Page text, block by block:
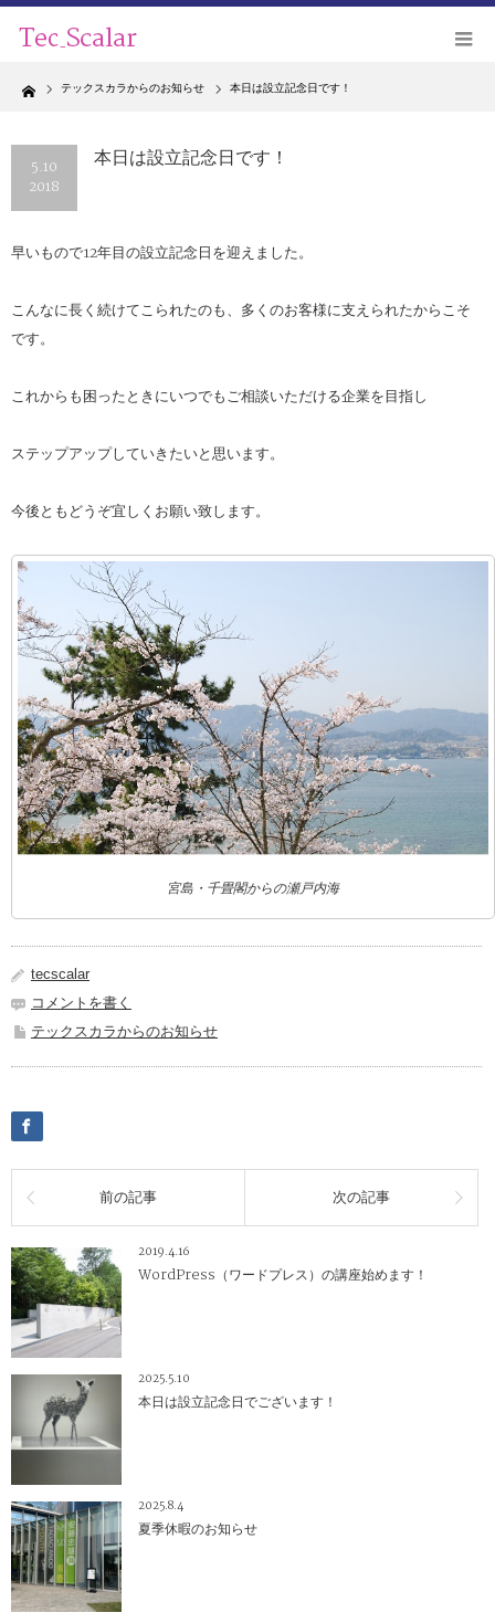
Home テックスカラからのお知らせ 本日は設立記念日です！
5.10
2018
本日は設立記念日です！
早いもので12年目の設立記念日を迎えました。
こんなに長く続けてこられたのも、多くのお客様に支えられたからこそ
です。
これからも困ったときにいつでもご相談いただける企業を目指し
ステップアップしていきたいと思います。
今後ともどうぞ宜しくお願い致します。
宮島・千畳閣からの瀬戸内海
tecscalar
コメントを書く
テックスカラからのお知らせ
前の記事 次の記事
2019.4.16
WordPress（ワードプレス）の講座始めます！
2025.5.10
本日は設立記念日でございます！
2025.8.4
夏季休暇のお知らせ